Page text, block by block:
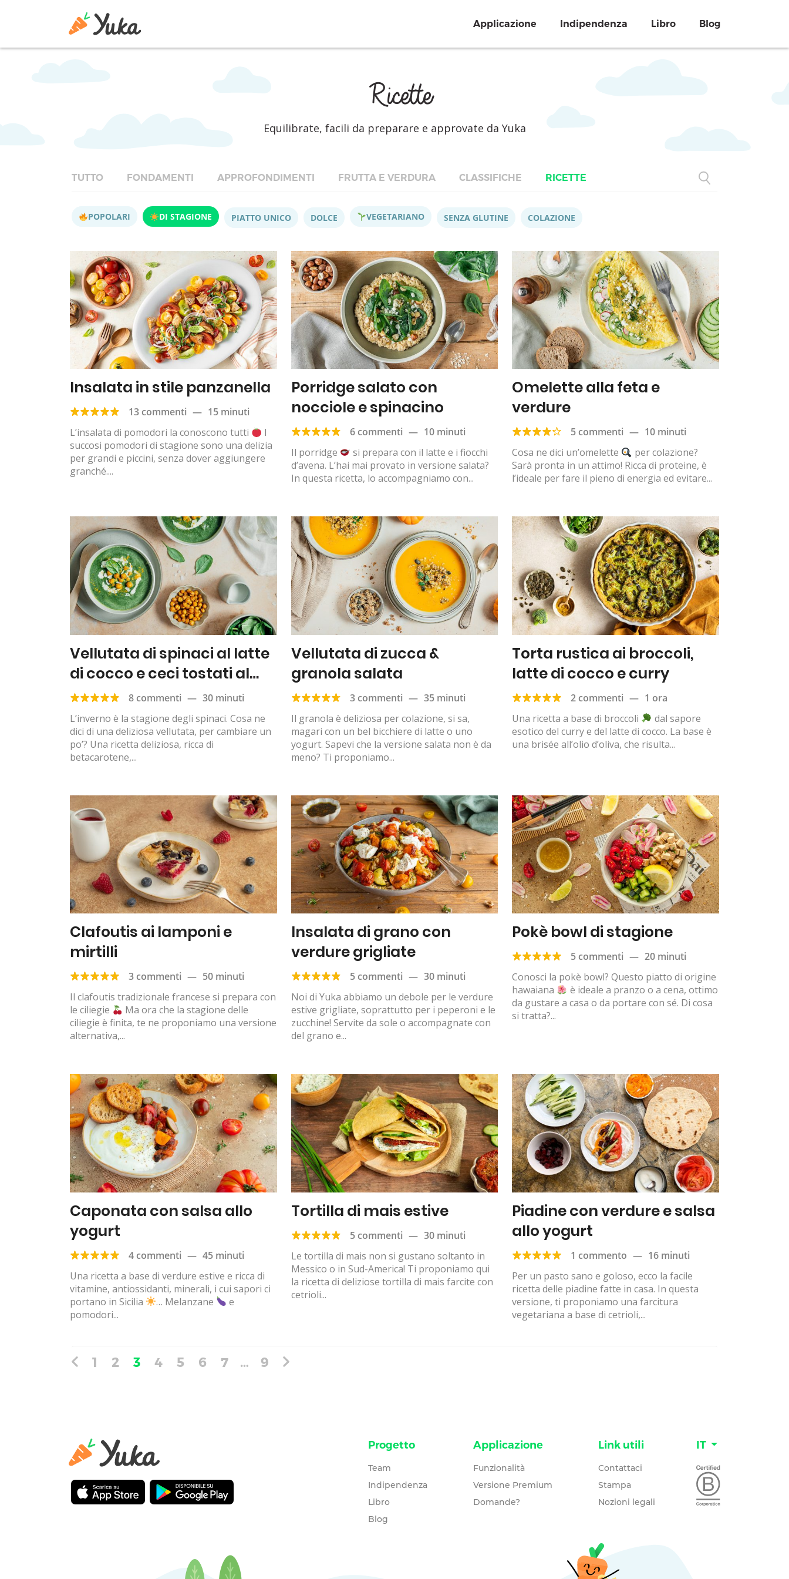
Applicazione Indipendenza Libro Blog
Ricette
Equilibrate, facili da preparare e approvate da Yuka
TUTTO FONDAMENTI APPROFONDIMENTI FRUTTA E VERDURA CLASSIFICHE RICETTE
POPOLARI DI STAGIONE PIATTO UNICO DOLCE VEGETARIANO SENZA GLUTINE COLAZIONE
Insalata in stile panzanella
13 commenti — 15 minuti
L’insalata di pomodori la conoscono tutti
I
succosi pomodori di stagione sono una delizia
per grandi e piccini, senza dover aggiungere
granché....
Porridge salato con
nocciole e spinacino
6 commenti — 10 minuti
Il porridge
si prepara con il latte e i fiocchi
d’avena. L’hai mai provato in versione salata?
In questa ricetta, lo accompagniamo con...
Omelette alla feta e
verdure
5 commenti — 10 minuti
Cosa ne dici un’omelette
per colazione?
Sarà pronta in un attimo! Ricca di proteine, è
l’ideale per fare il pieno di energia ed evitare...
Vellutata di spinaci al latte
di cocco e ceci tostati al
curry
8 commenti — 30 minuti
L’inverno è la stagione degli spinaci. Cosa ne
dici di una deliziosa vellutata, per cambiare un
po’? Una ricetta deliziosa, ricca di
betacarotene,...
Vellutata di zucca &
granola salata
3 commenti — 35 minuti
Il granola è deliziosa per colazione, si sa,
magari con un bel bicchiere di latte o uno
yogurt. Sapevi che la versione salata non è da
meno? Ti proponiamo...
Torta rustica ai broccoli,
latte di cocco e curry
2 commenti — 1 ora
Una ricetta a base di broccoli
dal sapore
esotico del curry e del latte di cocco. La base è
una brisée all’olio d’oliva, che risulta...
Clafoutis ai lamponi e
mirtilli
3 commenti — 50 minuti
Il clafoutis tradizionale francese si prepara con
le ciliegie
Ma ora che la stagione delle
ciliegie è finita, te ne proponiamo una versione
alternativa,...
Insalata di grano con
verdure grigliate
5 commenti — 30 minuti
Noi di Yuka abbiamo un debole per le verdure
estive grigliate, soprattutto per i peperoni e le
zucchine! Servite da sole o accompagnate con
del grano e...
Pokè bowl di stagione
5 commenti — 20 minuti
Conosci la pokè bowl? Questo piatto di origine
hawaiana
è ideale a pranzo o a cena, ottimo
da gustare a casa o da portare con sé. Di cosa
si tratta?...
Caponata con salsa allo
yogurt
4 commenti — 45 minuti
Una ricetta a base di verdure estive e ricca di
vitamine, antiossidanti, minerali, i cui sapori ci
portano in Sicilia
… Melanzane
e
pomodori...
Tortilla di mais estive
5 commenti — 30 minuti
Le tortilla di mais non si gustano soltanto in
Messico o in Sud-America! Ti proponiamo qui
la ricetta di deliziose tortilla di mais farcite con
cetrioli...
Piadine con verdure e salsa
allo yogurt
1 commento — 16 minuti
Per un pasto sano e goloso, ecco la facile
ricetta delle piadine fatte in casa. In questa
versione, ti proponiamo una farcitura
vegetariana a base di cetrioli,...
1 2 3 4 5 6 7 … 9
Progetto
Team
Indipendenza
Libro
Blog
Applicazione
Funzionalità
Versione Premium
Domande?
Link utili
Contattaci
Stampa
Nozioni legali
IT